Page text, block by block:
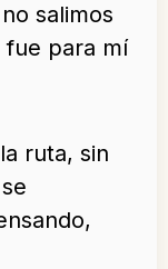
salimos
fue para mí
ruta, sin